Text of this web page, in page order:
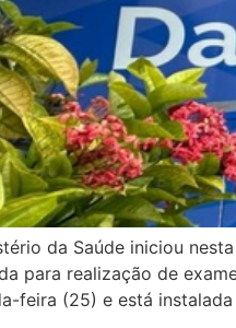
da Saúde iniciou
para realização de
feira (25) e está